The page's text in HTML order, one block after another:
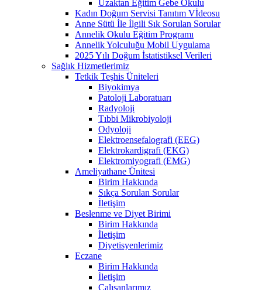
Uzaktan Eğitim Gebe Okulu
Kadın Doğum Servisi Tanıtım Vİdeosu
Anne Sütü İle İlgili Sık Sorulan Sorular
Annelik Okulu Eğitim Programı
Annelik Yolculuğu Mobil Uygulama
2025 Yılı Doğum İstatistiksel Verileri
Sağlık Hizmetlerimiz
Tetkik Teşhis Üniteleri
Biyokimya
Patoloji Laboratuarı
Radyoloji
Tıbbi Mikrobiyoloji
Odyoloji
Elektroensefalografi (EEG)
Elektrokardigrafi (EKG)
Elektromiyografi (EMG)
Ameliyathane Ünitesi
Birim Hakkında
Sıkça Sorulan Sorular
İletişim
Beslenme ve Diyet Birimi
Birim Hakkında
İletişim
Diyetisyenlerimiz
Eczane
Birim Hakkında
İletişim
Çalışanlarımız